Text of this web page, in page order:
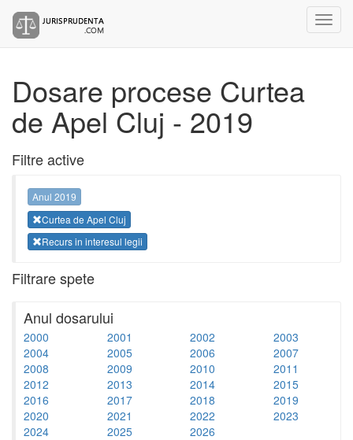
Dosare procese Curtea
de Apel Cluj - 2019
Filtre active
Anul 2019
Curtea de Apel Cluj
Recurs in interesul legii
Filtrare spete
Anul dosarului
2000 2001 2002
2003
2004
2005 2006
2007
2008
2009 2010
2011
2012
2013 2014
2015
2016
2017 2018
2019
2020
2021 2022
2023
2024
2025 2026